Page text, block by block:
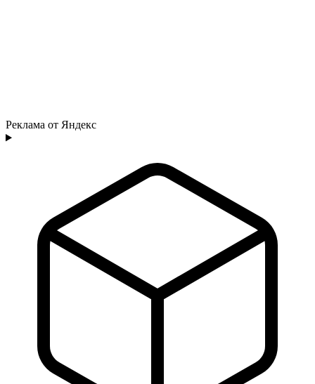
Реклама от Яндекс